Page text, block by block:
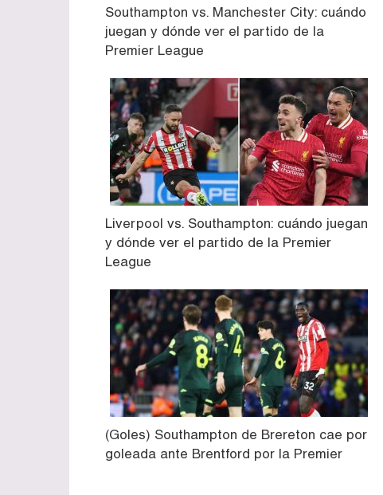
Southampton vs. Manchester City: cuándo
juegan y dónde ver el partido de la
Premier League
Liverpool vs. Southampton: cuándo juegan
y dónde ver el partido de la Premier
League
(Goles) Southampton de Brereton cae por
goleada ante Brentford por la Premier